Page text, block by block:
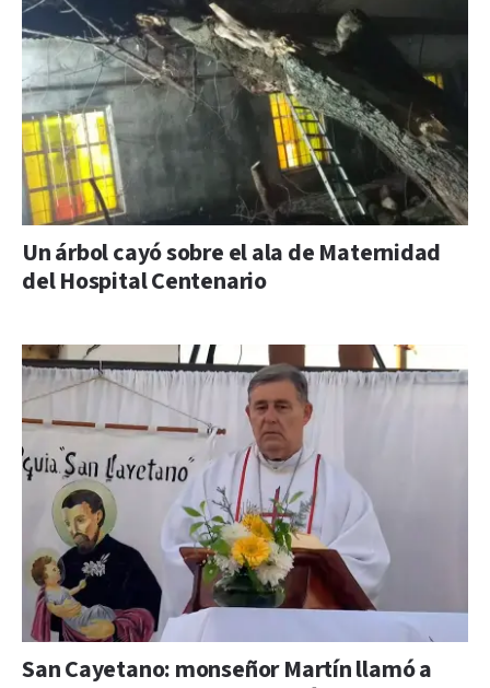
Un árbol cayó sobre el ala de Maternidad
del Hospital Centenario
San Cayetano: monseñor Martín llamó a